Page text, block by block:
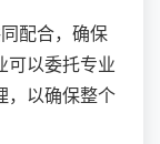
配合，确保
可以委托专业
，以确保整个